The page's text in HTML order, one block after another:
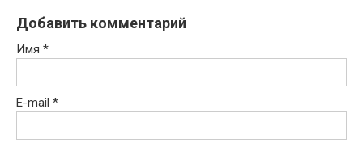
Добавить комментарий
Имя *
E-mail *